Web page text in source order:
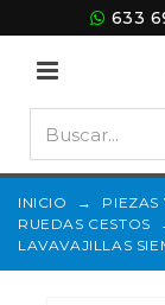
633
INICIO → PIEZAS
RUEDAS CESTOS
LAVAVAJILLAS